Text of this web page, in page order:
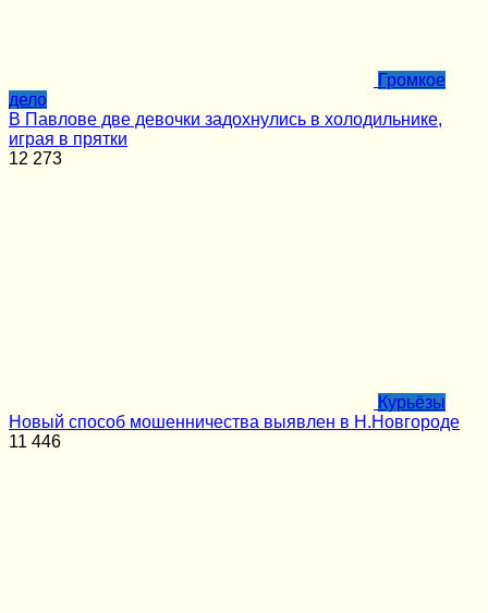
Громкое
дело
В Павлове две девочки задохнулись в холодильнике,
играя в прятки
12 273
Курьёзы
Новый способ мошенничества выявлен в Н.Новгороде
11 446